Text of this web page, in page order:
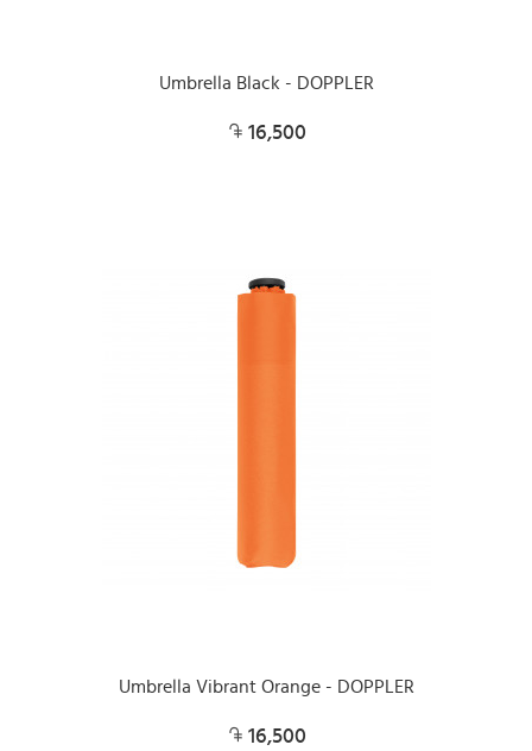
Umbrella Black - DOPPLER
16,500
Umbrella Vibrant Orange - DOPPLER
16,500